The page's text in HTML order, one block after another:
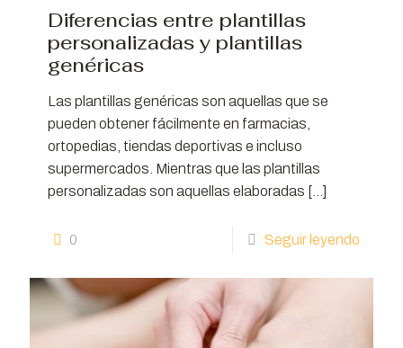
Diferencias entre plantillas
personalizadas y plantillas
genéricas
Las plantillas genéricas son aquellas que se
pueden obtener fácilmente en farmacias,
ortopedias, tiendas deportivas e incluso
supermercados. Mientras que las plantillas
personalizadas son aquellas elaboradas […]
0 Seguir leyendo